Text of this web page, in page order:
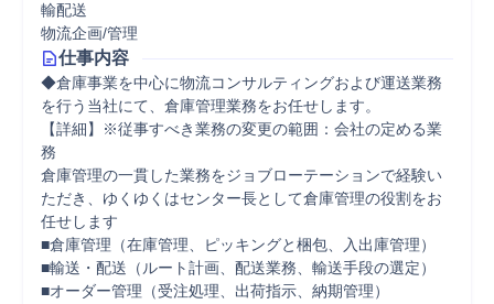
輸配送
物流企画/管理
仕事内容
◆倉庫事業を中心に物流コンサルティングおよび運送業務
を行う当社にて、倉庫管理業務をお任せします。
【詳細】※従事すべき業務の変更の範囲：会社の定める業
務
倉庫管理の一貫した業務をジョブローテーションで経験い
ただき、ゆくゆくはセンター長として倉庫管理の役割をお
任せします
■倉庫管理（在庫管理、ピッキングと梱包、入出庫管理）
■輸送・配送（ルート計画、配送業務、輸送手段の選定）
■オーダー管理（受注処理、出荷指示、納期管理）